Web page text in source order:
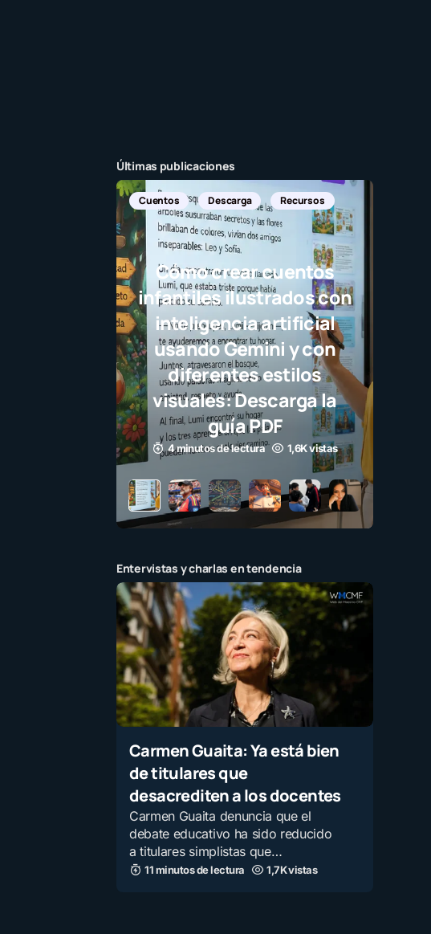
Últimas publicaciones
Cuentos Descarga Recursos
Cómo crear cuentos
infantiles ilustrados con
inteligencia artificial
usando Gemini y con
diferentes estilos
visuales: Descarga la
guía PDF
4 minutos de lectura 1,6K vistas
Entervistas y charlas en tendencia
Carmen Guaita: Ya está bien
de titulares que
desacrediten a los docentes
Carmen Guaita denuncia que el
debate educativo ha sido reducido
a titulares simplistas que…
11 minutos de lectura 1,7K vistas